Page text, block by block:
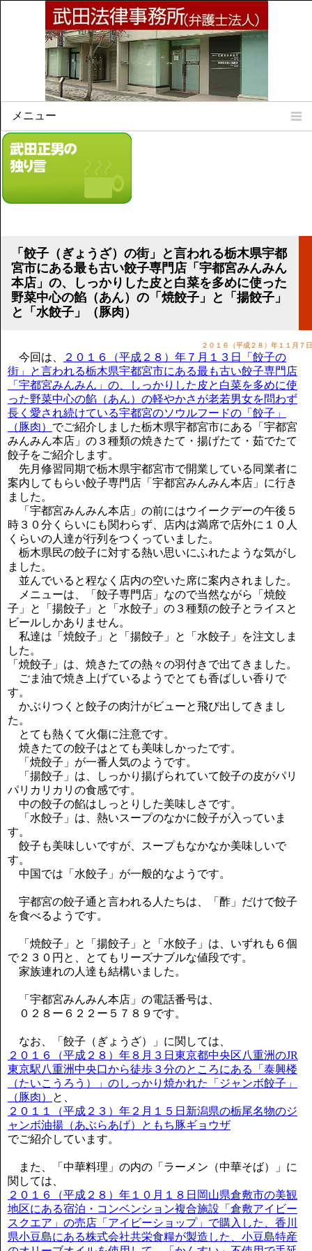
メニュー
Home
所属弁護士
法律相談案内
リンク集
顧問契約について
講演のご案内
武田正男の独り言
「餃子（ぎょうざ）の街」と言われる栃木県宇都
宮市にある最も古い餃子専門店「宇都宮みんみん
本店」の、しっかりした皮と白菜を多めに使った
野菜中心の餡（あん）の「焼餃子」と「揚餃子」
と「水餃子」（豚肉）
２０１６（平成２８）年１１月７日
今回は、
２０１６（平成２８）年７月１３日「餃子の
街」と言われる栃木県宇都宮市にある最も古い餃子専門店
「宇都宮みんみん」の、しっかりした皮と白菜を多めに使
った野菜中心の餡（あん）の軽やかさが老若男女を問わず
長く愛され続けている宇都宮のソウルフードの「餃子」
（豚肉） でご紹介しました栃木県宇都宮市にある「宇都宮
みんみん本店」の３種類の焼きたて・揚げたて・茹でたて
餃子をご紹介します。
先月修習同期で栃木県宇都宮市で開業している同業者に
案内してもらい餃子専門店「宇都宮みんみん本店」に行き
ました。
「宇都宮みんみん本店」の前にはウイークデーの午後５
時３０分くらいにも関わらず、店内は満席で店外に１０人
くらいの人達が行列をつくっていました。
栃木県民の餃子に対する熱い思いにふれたような気がし
ました。
並んでいると程なく店内の空いた席に案内されました。
メニューは、「餃子専門店」なので当然ながら「焼餃
子」と「揚餃子」と「水餃子」の３種類の餃子とライスと
ビールしかありません。
私達は「焼餃子」と「揚餃子」と「水餃子」を注文しま
した。
「焼餃子」は、焼きたての熱々の羽付きで出てきました。
ごま油で焼き上げているようでとても香ばしい香りで
す。
かぶりつくと餃子の肉汁がビューと飛び出してきまし
た。
とても熱くて火傷に注意です。
焼きたての餃子はとても美味しかったです。
「焼餃子」が一番人気のようです。
「揚餃子」は、しっかり揚げられていて餃子の皮がパリ
パリカリカリの食感です。
中の餃子の餡はしっとりした美味しさです。
「水餃子」は、熱いスープのなかに餃子が入っていま
す。
餃子も美味しいですが、スープもなかなか美味しいで
す。
中国では「水餃子」が一般的なようです。
宇都宮の餃子通と言われる人たちは、「酢」だけで餃子
を食べるようです。
「焼餃子」と「揚餃子」と「水餃子」は、いずれも６個
で２３０円と、とてもリーズナブルな値段です。
家族連れの人達も結構いました。
「宇都宮みんみん本店」の電話番号は、
０２８ー６２２ー５７８９です。
なお、「餃子（ぎょうざ）」に関しては、
２０１６（平成２８）年８月３日東京都中央区八重洲のJR
東京駅八重洲中央口から徒歩３分のところにある「泰興楼
（たいこうろう）」のしっかり焼かれた「ジャンボ餃子」
（豚肉）
と、
２０１１（平成２３）年２月１５日新潟県の栃尾名物のジ
ャンボ油揚（あぶらあげ）ともち豚ギョウザ
でご紹介しています。
また、「中華料理」の内の「ラーメン（中華そば）」に
関しては、
２０１６（平成２８）年１０月１８日岡山県倉敷市の美観
地区にある宿泊・コンベンション複合施設「倉敷アイビー
スクエア」の売店「アイビーショップ」で購入した、香川
県小豆島にある株式会社共栄食糧が製造した、小豆島特産